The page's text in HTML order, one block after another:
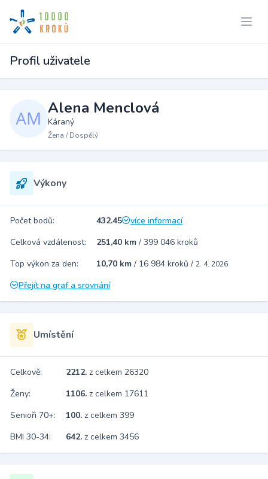
Profil uživatele
Alena Menclová
Káraný
Žena / Dospělý
Výkony
Počet bodů: 432.45
více informací
Celková vzdálenost:
251,40 km / 399 046 kroků
Top výkon za den:
10,70 km / 16 984 kroků / 2. 4. 2026
Přejít na graf a srovnání
Umístění
Celkově: 2212. z celkem 26320
Ženy:
1106. z celkem 17611
Senioři 70+:
100. z celkem 399
BMI 30-34:
642. z celkem 3456